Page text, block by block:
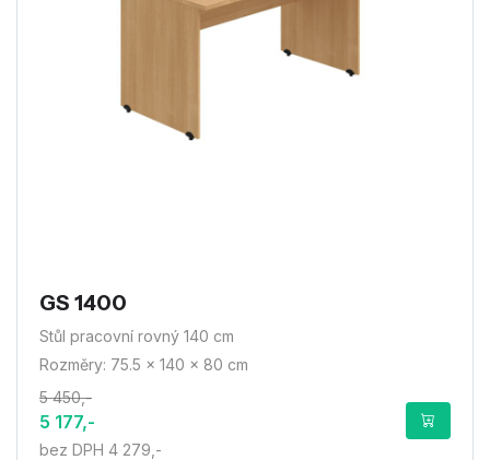
GS 1400
Stůl pracovní rovný 140 cm
Rozměry: 75.5 × 140 × 80 cm
5 450,-
5 177,-
bez DPH 4 279,-